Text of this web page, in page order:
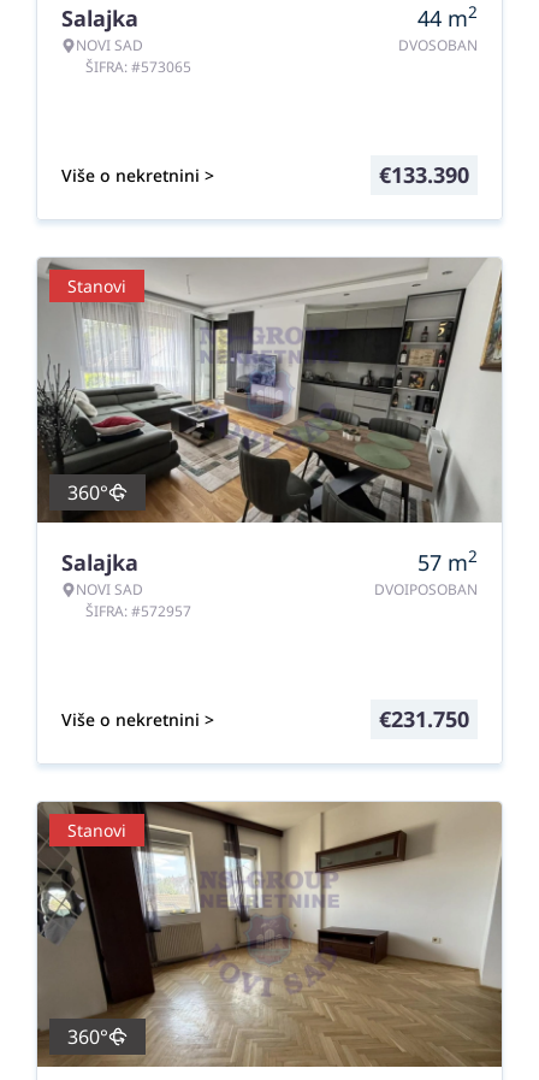
Salajka
NOVI SAD
ŠIFRA: #573065
44 m2
DVOSOBAN
Više o nekretnini > €133.390
Stanovi
360°
Salajka
NOVI SAD
ŠIFRA: #572957
57 m2
DVOIPOSOBAN
Više o nekretnini > €231.750
Stanovi
360°